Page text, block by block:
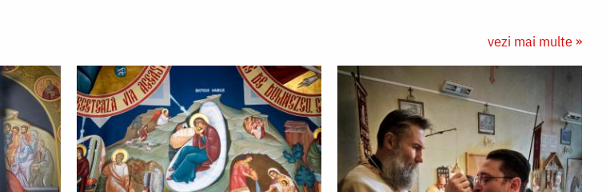
vezi mai multe »